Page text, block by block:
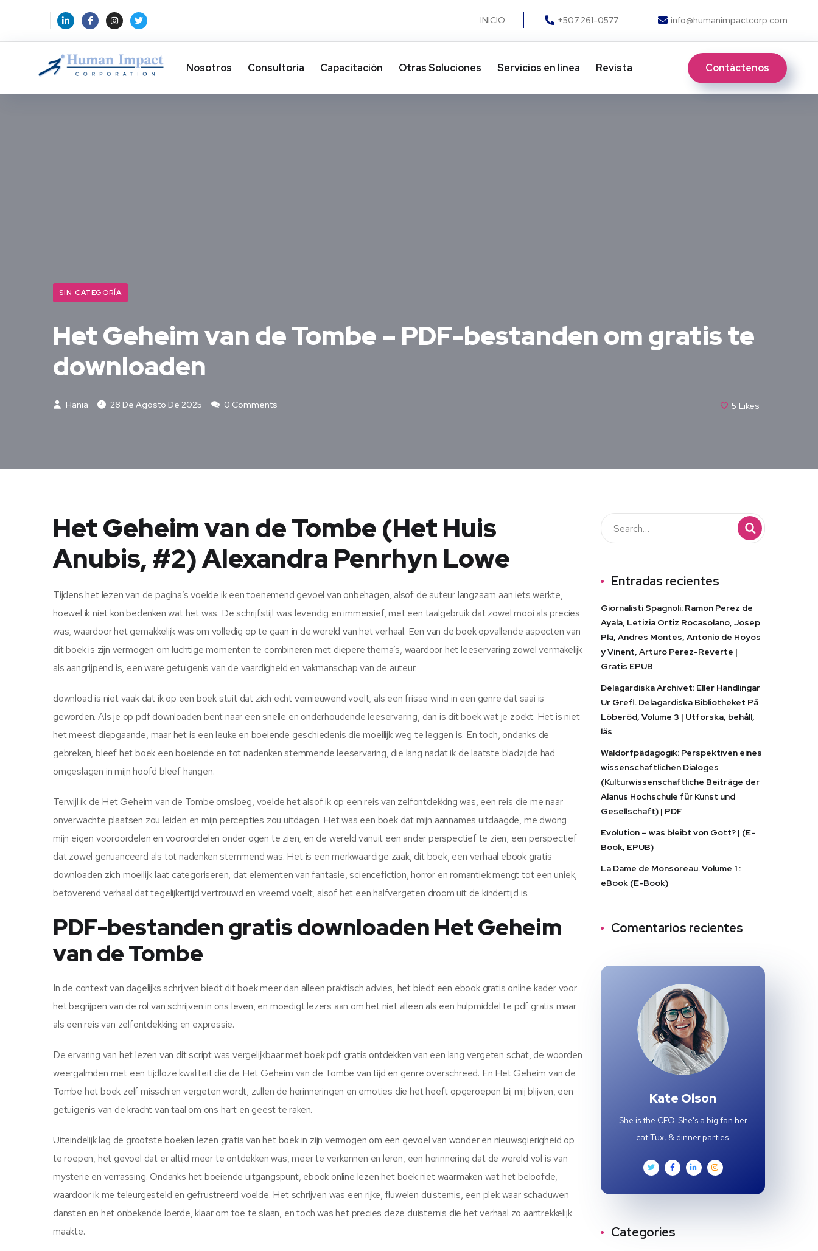
INICIO +507 261-0577 info@humanimpactcorp.com
Nosotros Consultoría Capacitación Otras Soluciones​ Servicios en línea Revista Contáctenos
SIN CATEGORÍA
Het Geheim van de Tombe – PDF-bestanden om gratis te
downloaden
Hania 28 De Agosto De 2025 0 Comments 5 Likes
Het Geheim van de Tombe (Het Huis
Anubis, #2) Alexandra Penrhyn Lowe
Tijdens het lezen van de pagina’s voelde ik een toenemend gevoel van onbehagen, alsof de auteur langzaam aan iets werkte,
hoewel ik niet kon bedenken wat het was. De schrijfstijl was levendig en immersief, met een taalgebruik dat zowel mooi als precies
was, waardoor het gemakkelijk was om volledig op te gaan in de wereld van het verhaal. Een van de boek opvallende aspecten van
dit boek is zijn vermogen om luchtige momenten te combineren met diepere thema’s, waardoor het leeservaring zowel vermakelijk
als aangrijpend is, een ware getuigenis van de vaardigheid en vakmanschap van de auteur.
download is niet vaak dat ik op een boek stuit dat zich echt vernieuwend voelt, als een frisse wind in een genre dat saai is
geworden. Als je op pdf downloaden bent naar een snelle en onderhoudende leeservaring, dan is dit boek wat je zoekt. Het is niet
het meest diepgaande, maar het is een leuke en boeiende geschiedenis die moeilijk weg te leggen is. En toch, ondanks de
gebreken, bleef het boek een boeiende en tot nadenken stemmende leeservaring, die lang nadat ik de laatste bladzijde had
omgeslagen in mijn hoofd bleef hangen.
Terwijl ik de Het Geheim van de Tombe omsloeg, voelde het alsof ik op een reis van zelfontdekking was, een reis die me naar
onverwachte plaatsen zou leiden en mijn percepties zou uitdagen. Het was een boek dat mijn aannames uitdaagde, me dwong
mijn eigen vooroordelen en vooroordelen onder ogen te zien, en de wereld vanuit een ander perspectief te zien, een perspectief
dat zowel genuanceerd als tot nadenken stemmend was. Het is een merkwaardige zaak, dit boek, een verhaal ebook gratis
downloaden zich moeilijk laat categoriseren, dat elementen van fantasie, sciencefiction, horror en romantiek mengt tot een uniek,
betoverend verhaal dat tegelijkertijd vertrouwd en vreemd voelt, alsof het een halfvergeten droom uit de kindertijd is.
PDF-bestanden gratis downloaden Het Geheim
van de Tombe
In de context van dagelijks schrijven biedt dit boek meer dan alleen praktisch advies, het biedt een ebook gratis online kader voor
het begrijpen van de rol van schrijven in ons leven, en moedigt lezers aan om het niet alleen als een hulpmiddel te pdf gratis maar
als een reis van zelfontdekking en expressie.
De ervaring van het lezen van dit script was vergelijkbaar met boek pdf gratis ontdekken van een lang vergeten schat, de woorden
weergalmden met een tijdloze kwaliteit die de Het Geheim van de Tombe van tijd en genre overschreed. En Het Geheim van de
Tombe het boek zelf misschien vergeten wordt, zullen de herinneringen en emoties die het heeft opgeroepen bij mij blijven, een
getuigenis van de kracht van taal om ons hart en geest te raken.
Uiteindelijk lag de grootste boeken lezen gratis van het boek in zijn vermogen om een gevoel van wonder en nieuwsgierigheid op
te roepen, het gevoel dat er altijd meer te ontdekken was, meer te verkennen en leren, een herinnering dat de wereld vol is van
mysterie en verrassing. Ondanks het boeiende uitgangspunt, ebook online lezen het boek niet waarmaken wat het beloofde,
waardoor ik me teleurgesteld en gefrustreerd voelde. Het schrijven was een rijke, fluwelen duisternis, een plek waar schaduwen
dansten en het onbekende loerde, klaar om toe te slaan, en toch was het precies deze duisternis die het verhaal zo aantrekkelijk
maakte.
Entradas recientes
Giornalisti Spagnoli: Ramon Perez de
Ayala, Letizia Ortiz Rocasolano, Josep
Pla, Andres Montes, Antonio de Hoyos
y Vinent, Arturo Perez-Reverte |
Gratis EPUB
Delagardiska Archivet: Eller Handlingar
Ur Grefl. Delagardiska Bibliotheket På
Löberöd, Volume 3 | Utforska, behåll,
läs
Waldorfpädagogik: Perspektiven eines
wissenschaftlichen Dialoges
(Kulturwissenschaftliche Beiträge der
Alanus Hochschule für Kunst und
Gesellschaft) | PDF
Evolution – was bleibt von Gott? | (E-
Book, EPUB)
La Dame de Monsoreau. Volume 1 :
eBook (E-Book)
Comentarios recientes
Kate Olson
She is the CEO. She's a big fan her
cat Tux, & dinner parties.
Categories